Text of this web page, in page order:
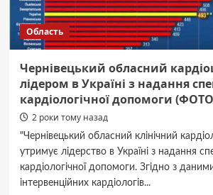
Область
Чернівецький обласний
лідером в Україні з надання
кардіологічної допомоги
2 роки тому назад
"Чернівецький обласний клінічний
утримує лідерство в Україні з надання
кардіологічної допомоги. Згідно з даними
інтервенційних кардіологів...